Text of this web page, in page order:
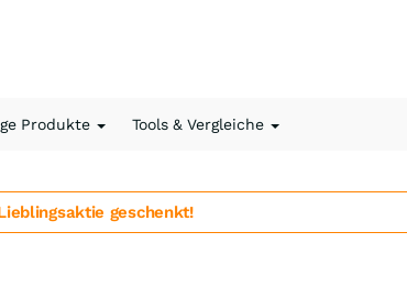
Produkte Tools & Vergleiche
geschenkt!